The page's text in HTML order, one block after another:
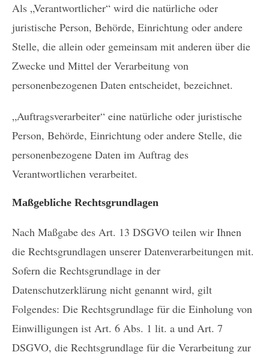
Als „Verantwortlicher“ wird die natürliche oder
juristische Person, Behörde, Einrichtung oder andere
Stelle, die allein oder gemeinsam mit anderen über die
Zwecke und Mittel der Verarbeitung von
personenbezogenen Daten entscheidet, bezeichnet.
„Auftragsverarbeiter“ eine natürliche oder juristische
Person, Behörde, Einrichtung oder andere Stelle, die
personenbezogene Daten im Auftrag des
Verantwortlichen verarbeitet.
Maßgebliche Rechtsgrundlagen
Nach Maßgabe des Art. 13 DSGVO teilen wir Ihnen
die Rechtsgrundlagen unserer Datenverarbeitungen mit.
Sofern die Rechtsgrundlage in der
Datenschutzerklärung nicht genannt wird, gilt
Folgendes: Die Rechtsgrundlage für die Einholung von
Einwilligungen ist Art. 6 Abs. 1 lit. a und Art. 7
DSGVO, die Rechtsgrundlage für die Verarbeitung zur